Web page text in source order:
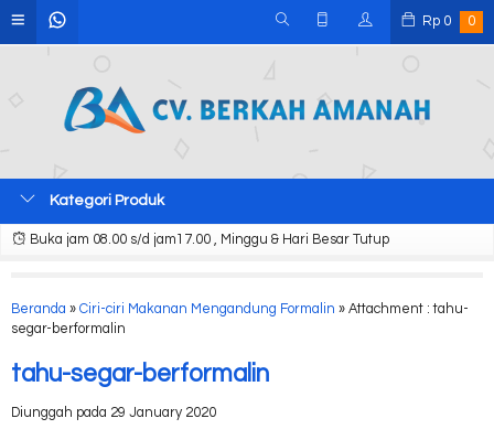
Rp 0 0
Kategori Produk
Buka jam 08.00 s/d jam17.00 , Minggu & Hari Besar Tutup
Beranda » Ciri-ciri Makanan Mengandung Formalin » Attachment : tahu-
segar-berformalin
tahu-segar-berformalin
Diunggah pada 29 January 2020